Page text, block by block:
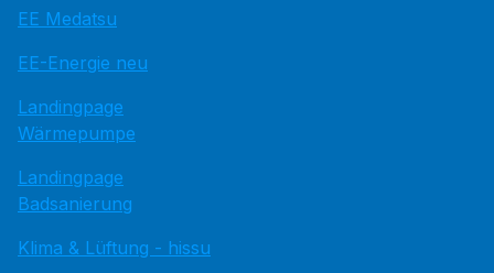
EE Medatsu
EE-Energie neu
Landingpage
Wärmepumpe
Landingpage
Badsanierung
Klima & Lüftung - hissu